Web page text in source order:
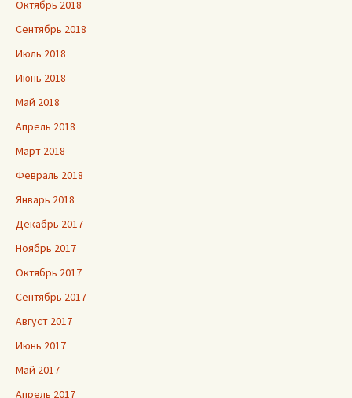
Октябрь 2018
Сентябрь 2018
Июль 2018
Июнь 2018
Май 2018
Апрель 2018
Март 2018
Февраль 2018
Январь 2018
Декабрь 2017
Ноябрь 2017
Октябрь 2017
Сентябрь 2017
Август 2017
Июнь 2017
Май 2017
Апрель 2017